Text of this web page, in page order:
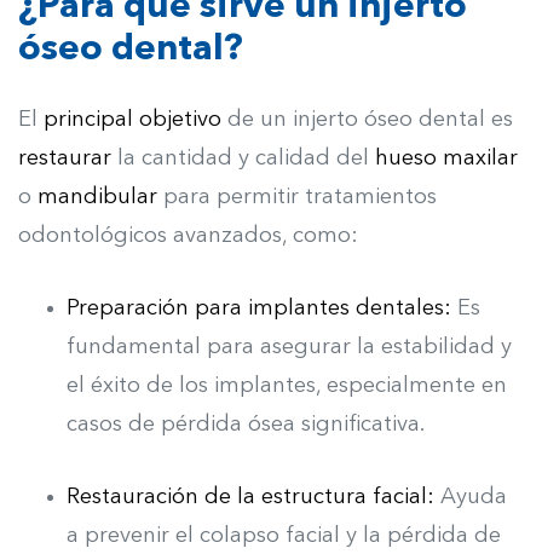
¿Para qué sirve un injerto
óseo dental?
El principal objetivo de un injerto óseo dental es
restaurar la cantidad y calidad del
hueso maxilar
o mandibular para permitir tratamientos
odontológicos avanzados, como:
Preparación para implantes dentales: Es
fundamental para asegurar la estabilidad y
el éxito de los implantes, especialmente en
casos de pérdida ósea significativa.
Restauración de la estructura facial: Ayuda
a prevenir el colapso facial y la pérdida de